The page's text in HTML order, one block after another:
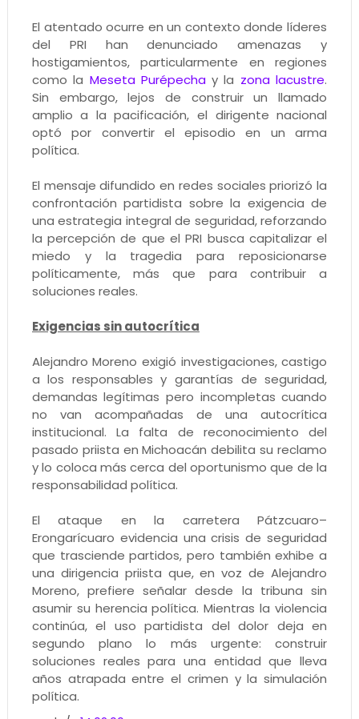
El atentado ocurre en un contexto donde líderes
del PRI han denunciado amenazas y
hostigamientos, particularmente en regiones
como la Meseta Purépechay la zona lacustre.
Sin embargo, lejos de construir un llamado
amplio a la pacificación, el dirigente nacional
optó por convertir el episodio en un arma
política.
El mensaje difundido en redes sociales priorizó la
confrontación partidista sobre la exigencia de
una estrategia integral de seguridad, reforzando
la percepción de que el PRI busca capitalizar el
miedo y la tragedia para reposicionarse
políticamente, más que para contribuir a
soluciones reales.
Exigencias sin autocrítica
Alejandro Moreno exigió investigaciones, castigo
a los responsables y garantías de seguridad,
demandas legítimas pero incompletas cuando
no van acompañadas de una autocrítica
institucional. La falta de reconocimiento del
pasado priista en Michoacán debilita su reclamo
y lo coloca más cerca del oportunismo que de la
responsabilidad política.
El ataque en la carretera Pátzcuaro–
Erongarícuaro evidencia una crisis de seguridad
que trasciende partidos, pero también exhibe a
una dirigencia priista que, en voz de Alejandro
Moreno, prefiere señalar desde la tribuna sin
asumir su herencia política. Mientras la violencia
continúa, el uso partidista del dolor deja en
segundo plano lo más urgente: construir
soluciones reales para una entidad que lleva
años atrapada entre el crimen y la simulación
política.